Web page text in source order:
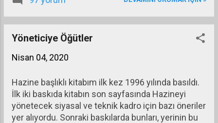
korelasyon katsayısı 0,954 [i] olarak
bulunuyor ki bu yüksek katsayı dünya
arasında çok yüksek bir ilişki
kapitalizmin temel önermesinin
doğru olduğunu gösteriyor.
Yöneticiye Öğütler
Nisan 04, 2020
Hazine başlıklı kitabım ilk kez 1996 yılında basıldı.
İlk iki baskıda kitabın son sayfasında Hazineyi
yönetecek siyasal ve teknik kadro için bazı öneriler
yer alıyordu. Sonraki baskılarda bunları, yerinin bu